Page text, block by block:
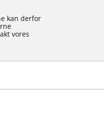
kan derfor
vores